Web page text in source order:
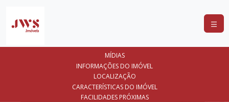
COMPRAR
LANÇAMENTOS
MÍDIAS
INFORMAÇÕES DO IMÓVEL
LOCALIZAÇÃO
CARACTERÍSTICAS DO IMÓVEL
FACILIDADES PRÓXIMAS